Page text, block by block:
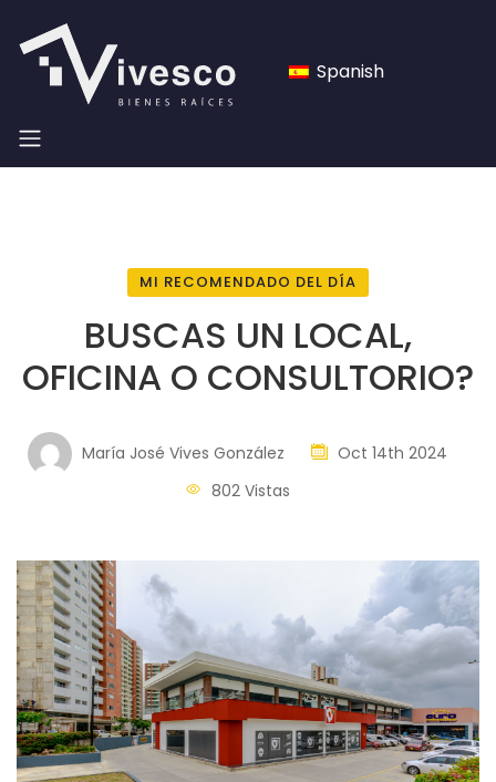
Spanish
MI RECOMENDADO DEL DÍA
BUSCAS UN LOCAL,
OFICINA O CONSULTORIO?
María José Vives González
Oct 14th 2024
802 Vistas